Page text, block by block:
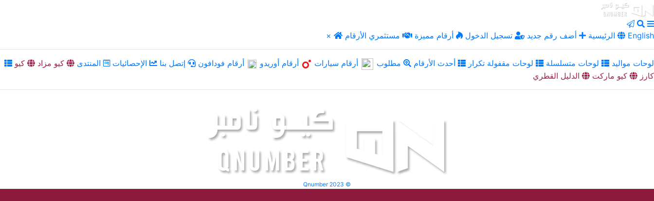
× الرئيسية أضف رقم جديد تسجيل الدخول أرقام مميزة مستثمري الأرقام English
لوحات مواليد لوحات متسلسلة لوحات مقفولة تكرار أحدث الأرقام مطلوب أرقام سيارات أرقام أوريدو أرقام فودافون إتصل بنا الإحصائيات المنتدى كيو مزاد
كيو
كارز
كيو ماركت الدليل القطري
Qnumber 2023 ©